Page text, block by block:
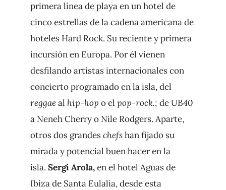
primera línea de playa en un hotel de
cinco estrellas de la cadena americana de
hoteles Hard Rock. Su reciente y primera
incursión en Europa. Por él vienen
desfilando artistas internacionales con
concierto programado en la isla, del
reggaeal hip-hop o el pop-rock.; de UB40
a Neneh Cherry o Nile Rodgers. Aparte,
otros dos grandeschefshan fijado su
mirada y potencial buen hacer en la
isla. Sergi Arola,en el hotel Aguas de
Ibiza de Santa Eulalia, desde esta